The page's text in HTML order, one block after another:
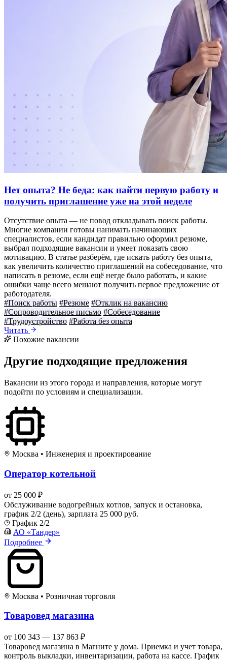
Нет опыта? Не беда: как найти первую работу и
получить приглашение уже на этой неделе
Отсутствие опыта — не повод откладывать поиск работы.
Многие компании готовы нанимать начинающих
специалистов, если кандидат правильно оформил резюме,
выбрал подходящие вакансии и умеет показать свою
мотивацию. В статье разберём, где искать работу без опыта,
как увеличить количество приглашений на собеседование, что
написать в резюме, если ещё негде было работать, и какие
ошибки чаще всего мешают получить первое предложение от
работодателя.
#Поиск работы #Резюме #Отклик на вакансию
#Сопроводительное письмо #Собеседование
#Трудоустройство #Работа без опыта
Читать
Похожие вакансии
Другие подходящие предложения
Вакансии из этого города и направления, которые могут
подойти по условиям и специализации.
Москва • Инженерия и проектирование
Оператор котельной
от 25 000 ₽
Обслуживание водогрейных котлов, запуск и остановка,
график 2/2 (день), зарплата 25 000 руб.
График 2/2
АО «Тандер»
Подробнее
Москва • Розничная торговля
Товаровед магазина
от 100 343 — 137 863 ₽
Товаровед магазина в Магните у дома. Приемка и учет товара,
контроль выкладки, инвентаризации, работа на кассе. График